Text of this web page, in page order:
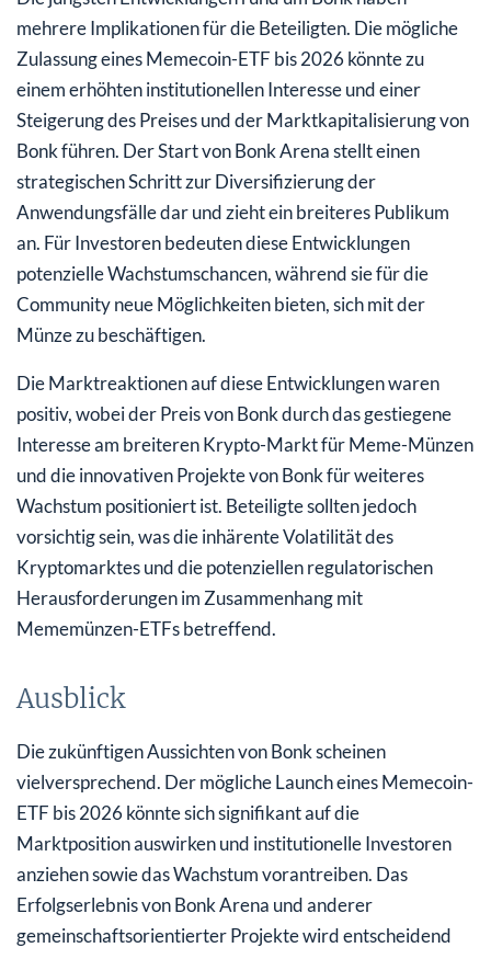
mehrere Implikationen für die Beteiligten. Die mögliche
Zulassung eines Memecoin-ETF bis 2026 könnte zu
einem erhöhten institutionellen Interesse und einer
Steigerung des Preises und der Marktkapitalisierung von
Bonk führen. Der Start von Bonk Arena stellt einen
strategischen Schritt zur Diversifizierung der
Anwendungsfälle dar und zieht ein breiteres Publikum
an. Für Investoren bedeuten diese Entwicklungen
potenzielle Wachstumschancen, während sie für die
Community neue Möglichkeiten bieten, sich mit der
Münze zu beschäftigen.
Die Marktreaktionen auf diese Entwicklungen waren
positiv, wobei der Preis von Bonk durch das gestiegene
Interesse am breiteren Krypto-Markt für Meme-Münzen
und die innovativen Projekte von Bonk für weiteres
Wachstum positioniert ist. Beteiligte sollten jedoch
vorsichtig sein, was die inhärente Volatilität des
Kryptomarktes und die potenziellen regulatorischen
Herausforderungen im Zusammenhang mit
Mememünzen-ETFs betreffend.
Ausblick
Die zukünftigen Aussichten von Bonk scheinen
vielversprechend. Der mögliche Launch eines Memecoin-
ETF bis 2026 könnte sich signifikant auf die
Marktposition auswirken und institutionelle Investoren
anziehen sowie das Wachstum vorantreiben. Das
Erfolgserlebnis von Bonk Arena und anderer
gemeinschaftsorientierter Projekte wird entscheidend